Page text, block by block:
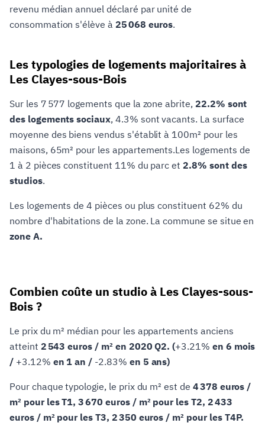
revenu médian annuel déclaré par unité de
consommation s'élève à 25 068 euros.
Les typologies de logements majoritaires à
Les Clayes-sous-Bois
Sur les 7 577 logements que la zone abrite, 22.2% sont
des logements sociaux, 4.3% sont vacants. La surface
moyenne des biens vendus s'établit à 100m² pour les
maisons, 65m² pour les appartements.Les logements de
1 à 2 pièces constituent 11% du parc et2.8% sont des
studios.
Les logements de 4 pièces ou plus constituent 62% du
nombre d'habitations de la zone. La commune se situe en
zone A.
Combien coûte un studio à Les Clayes-sous-
Bois ?
Le prix du m² médian pour les appartements anciens
atteint 2 543 euros / m² en 2020 Q2. (+3.21% en 6 mois
/ +3.12% en 1 an / -2.83% en 5 ans)
Pour chaque typologie, le prix du m² est de 4 378 euros /
m² pour les T1, 3 670 euros / m² pour les T2, 2 433
euros / m² pour les T3, 2 350 euros / m² pour les T4P.